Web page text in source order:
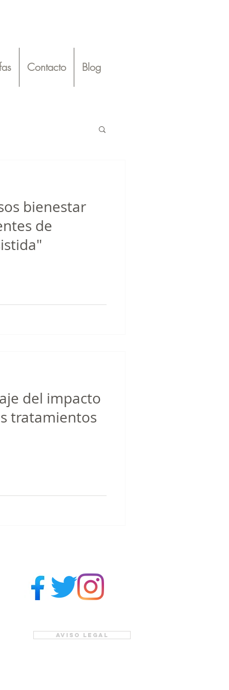
Contacto Blog
por Elección
psicologo
bienestar
de
del impacto
tratamientos
Aviso legal